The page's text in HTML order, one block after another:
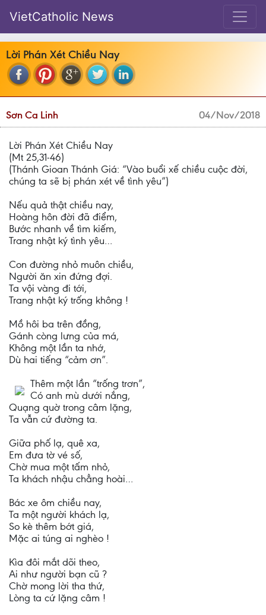
VietCatholic News
Lời Phán Xét Chiều Nay
Sơn Ca Linh 04/Nov/2018
Lời Phán Xét Chiều Nay
(Mt 25,31-46)
(Thánh Gioan Thánh Giá: “Vào buổi xế chiều cuộc đời,
chúng ta sẽ bị phán xét về tình yêu”)
Nếu quả thật chiều nay,
Hoàng hôn đời đã điểm,
Bước nhanh về tìm kiếm,
Trang nhật ký tình yêu…
Con đường nhỏ muôn chiều,
Người ăn xin đứng đợi.
Ta vội vàng đi tới,
Trang nhật ký trống không !
Mồ hôi ba trên đồng,
Gánh còng lưng của má,
Không một lần ta nhớ,
Dù hai tiếng “cảm ơn”.
Thêm một lần “trống trơn”,
Có anh mù dưới nắng,
Quạng quờ trong câm lặng,
Ta vẫn cứ đường ta.
Giữa phố lạ, quê xa,
Em đưa tờ vé số,
Chờ mua một tấm nhỏ,
Ta khách nhậu chẳng hoài…
Bác xe ôm chiều nay,
Ta một người khách lạ,
So kè thêm bớt giá,
Mặc ai túng ai nghèo !
Kìa đôi mắt dõi theo,
Ai như người bạn cũ ?
Chờ mong lời tha thứ,
Lòng ta cứ lặng câm !